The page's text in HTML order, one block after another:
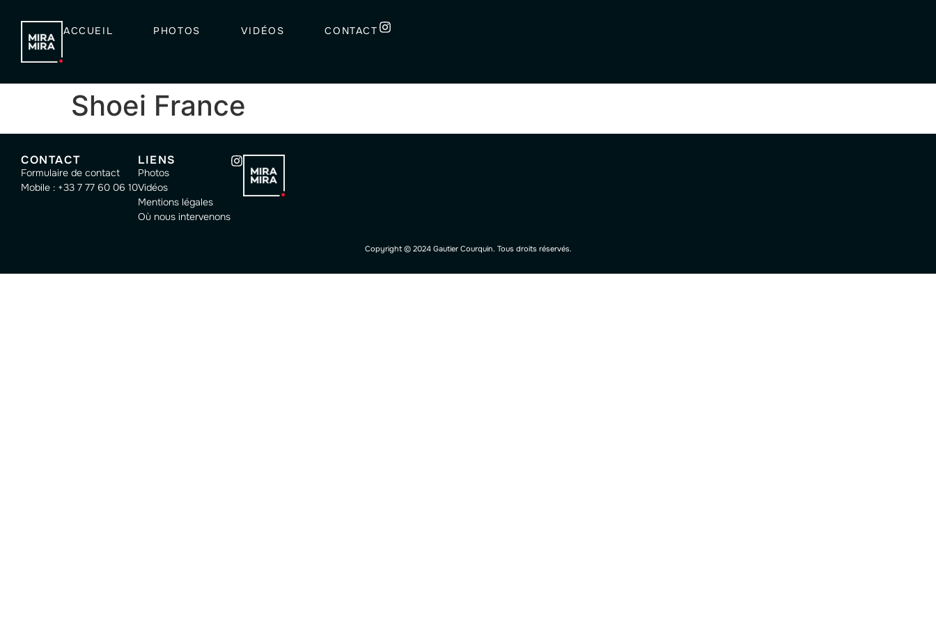
ACCUEIL PHOTOS VIDÉOS CONTACT
Shoei France
CONTACT
Formulaire de contact
Mobile : +33 7 77 60 06 10
LIENS
Photos
Vidéos
Mentions légales
Où nous intervenons
Copyright © 2024 Gautier Courquin. Tous droits réservés.